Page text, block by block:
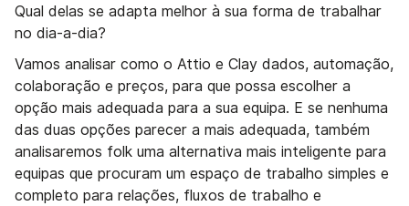
Qual delas se adapta melhor à sua forma de trabalhar
no dia-a-dia?
Vamos analisar como o Attio e Clay dados, automação,
colaboração e preços, para que possa escolher a
opção mais adequada para a sua equipa. E se nenhuma
das duas opções parecer a mais adequada, também
analisaremos folk uma alternativa mais inteligente para
equipas que procuram um espaço de trabalho simples e
completo para relações, fluxos de trabalho e